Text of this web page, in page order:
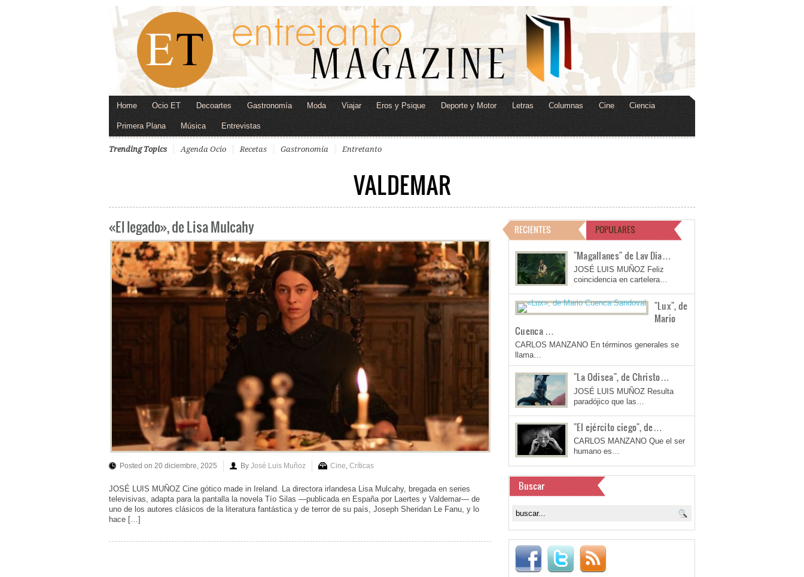
Home Ocio ET Decoartes Gastronomía Moda Viajar Eros y Psique Deporte y Motor Letras Columnas Cine Ciencia
Primera Plana Música Entrevistas
Trending Topics Agenda Ocio Recetas Gastronomía Entretanto
VALDEMAR
«El legado», de Lisa Mulcahy
Posted on 20 diciembre, 2025 By José Luis Muñoz Cine Críticas
JOSÉ LUIS MUÑOZ Cine gótico made in Ireland. La directora irlandesa Lisa Mulcahy, bregada en series
televisivas, adapta para la pantalla la novela Tío Silas —publicada en España por Laertes y Valdemar— de
uno de los autores clásicos de la literatura fantástica y de terror de su país, Joseph Sheridan Le Fanu, y lo
hace […]
RECIENTES POPULARES
"Magallanes" de Lav Dia…
JOSÉ LUIS MUÑOZ Feliz
coincidencia en cartelera…
"Lux", de
Mario
Cuenca …
CARLOS MANZANO En términos generales se
llama…
"La Odisea", de Christo…
JOSÉ LUIS MUÑOZ Resulta
paradójico que las…
"El ejército ciego", de…
CARLOS MANZANO Que el ser
humano es…
Buscar